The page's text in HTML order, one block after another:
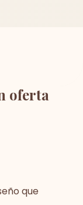
oferta
que